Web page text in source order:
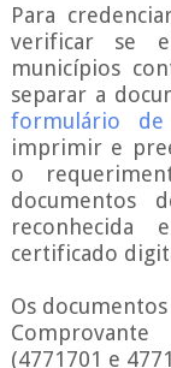
Para
verificar se
municípios
separar a
formulário de
imprimir e
o
documentos
certificado
Os
(4771701 e